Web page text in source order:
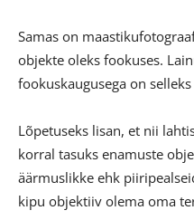
Samas on
objekte oleks fookuses.
fookuskaugusega on
Lõpetuseks lisan, et nii
korral tasuks enamuste
äärmuslikke ehk
kipu objektiiv olema oma